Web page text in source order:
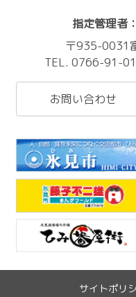
指定管理者
〒935-0031
TEL. 0766-91-
お問い合わせ
サイトポリ